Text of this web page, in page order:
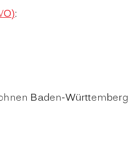
:
Baden-Württemberg